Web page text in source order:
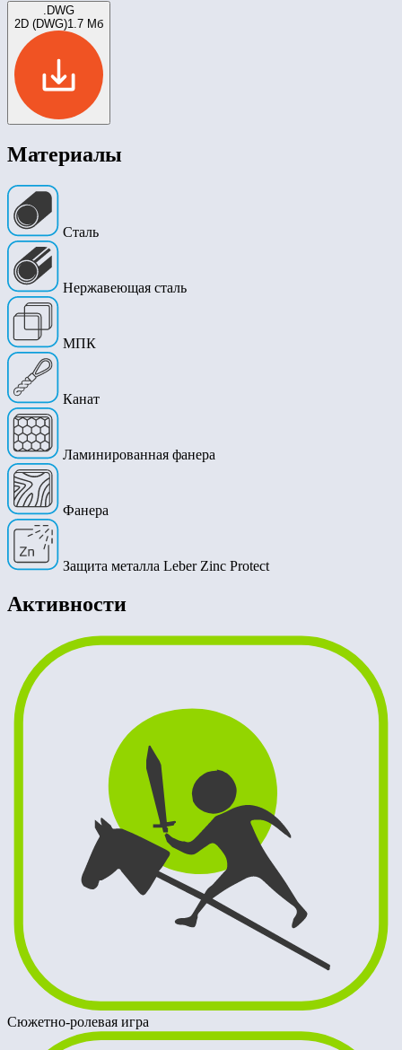
.DWG
2D (DWG)1.7 Мб
Материалы
Сталь
Нержавеющая сталь
МПК
Канат
Ламинированная фанера
Фанера
Защита металла Leber Zinc Protect
Активности
Сюжетно-ролевая игра